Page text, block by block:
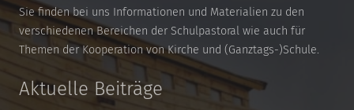
Sie finden bei uns Informationen und Materialien zu den
verschiedenen Bereichen der Schulpastoral wie auch für
Themen der Kooperation von Kirche und (Ganztags-)Schule.
Aktuelle Beiträge